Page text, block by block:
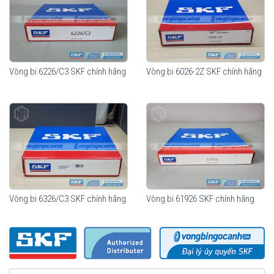
phẩm chính hãng.
Mua vòng bi bạc đạn SKF 6326 chính hãng ở đâu uy
tín?
Vòng bi Ngọc Anh làĐại lý ủy quyền SKF tại Việt Nam.
Chuyên phân phối các sản phẩm SKF chính hãng, giá cạnh
bi SKF 6326 chính hãng.
Vòng bi 6226/C3 SKF chính hãng Vòng bi 6026-2Z SKF chính hãng
Vòng bi 6326/C3 SKF chính hãng Vòng bi 61926 SKF chính hãng